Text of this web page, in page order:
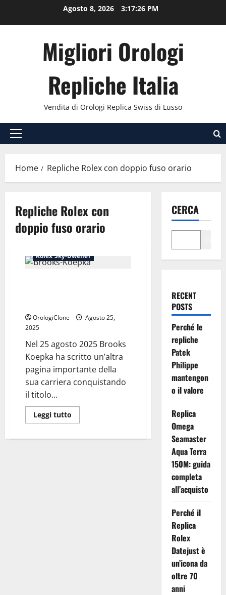
Agosto 8, 2026 3:17:26 PM
Migliori Orologi
Repliche Italia
Vendita di Orologi Replica Swiss di Lusso
Menu
Home Repliche Rolex con doppio fuso orario
Repliche Rolex con
doppio fuso orario
Rolex Sky-Dweller
OrologiClone
Agosto 25,
2025
Nel 25 agosto 2025 Brooks
Koepka ha scritto un’altra
pagina importante della
sua carriera conquistando
il titolo...
Leggi tutto
di
Brooks
CERCA
RECENT
POSTS
Perché le
repliche
Patek
Philippe
mantengon
o il valore
Replica
Omega
Seamaster
Aqua Terra
150M: guida
completa
all’acquisto
Perché il
Replica
Rolex
Datejust è
un’icona da
oltre 70
anni